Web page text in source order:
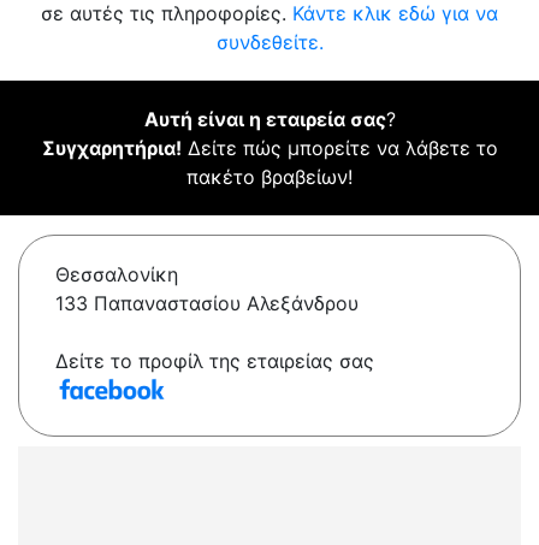
σε αυτές τις πληροφορίες. Κάντε κλικ εδώ για να
συνδεθείτε.
Αυτή είναι η εταιρεία σας?
Συγχαρητήρια! Δείτε πώς μπορείτε να λάβετε το
πακέτο βραβείων!
Θεσσαλονίκη
133 Παπαναστασίου Αλεξάνδρου
Δείτε το προφίλ της εταιρείας σας